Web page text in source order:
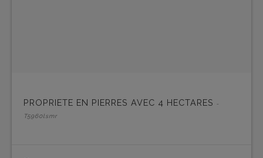
PROPRIETE EN PIERRES AVEC 4 HECTARES
-
T5960lsmr